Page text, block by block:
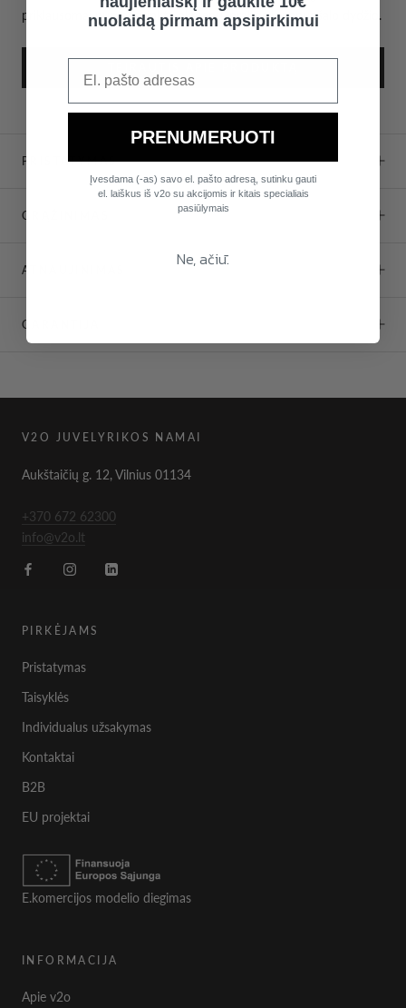
priklausomai nuo pasirinktų akmenų, prabos ir papuošalo dydžio.
PRISTATYMAS
GRĄŽINIMAS
ATNAUJINIMAS
GARANTIJA
V2O JUVELYRIKOS NAMAI
Aukštaičių g. 12, Vilnius 01134
+370 672 62300
info@v2o.lt
PIRKĖJAMS
Pristatymas
Taisyklės
Individualus užsakymas
Kontaktai
B2B
EU projektai
E.komercijos modelio diegimas
INFORMACIJA
Apie v2o
nuolaidą pirmam apsipirkimui
PRENUMERUOTI
Įvesdama (-as) savo el. pašto adresą, sutinku gauti
el. laiškus iš v2o su akcijomis ir kitais specialiais
pasiūlymais
Ne, ačiū.